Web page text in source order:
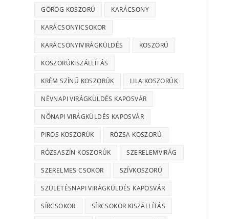
GÖRÖG KOSZORÚ KARÁCSONY
KARÁCSONYICSOKOR
KARÁCSONYIVIRÁGKÜLDÉS KOSZORÚ
KOSZORÚKISZÁLLÍTÁS
KRÉM SZÍNŰ KOSZORÚK LILA KOSZORÚK
NÉVNAPI VIRÁGKÜLDÉS KAPOSVÁR
NŐNAPI VIRÁGKÜLDÉS KAPOSVÁR
PIROS KOSZORÚK RÓZSA KOSZORÚ
RÓZSASZÍN KOSZORÚK SZERELEMVIRÁG
SZERELMES CSOKOR SZÍVKOSZORÚ
SZÜLETÉSNAPI VIRÁGKÜLDÉS KAPOSVÁR
SÍRCSOKOR SÍRCSOKOR KISZÁLLÍTÁS